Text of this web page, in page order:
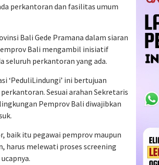
perkantoran dan fasilitas umum
Bali Gede Pramana dalam siaran
Bali mengambil inisiatif
seluruh perkantoran yang ada.
‘PeduliLindungi’ ini bertujuan
Sesuai arahan Sekretaris
Pemprov Bali diwajibkan
baik itu pegawai pemprov maupun
harus melewati proses screening